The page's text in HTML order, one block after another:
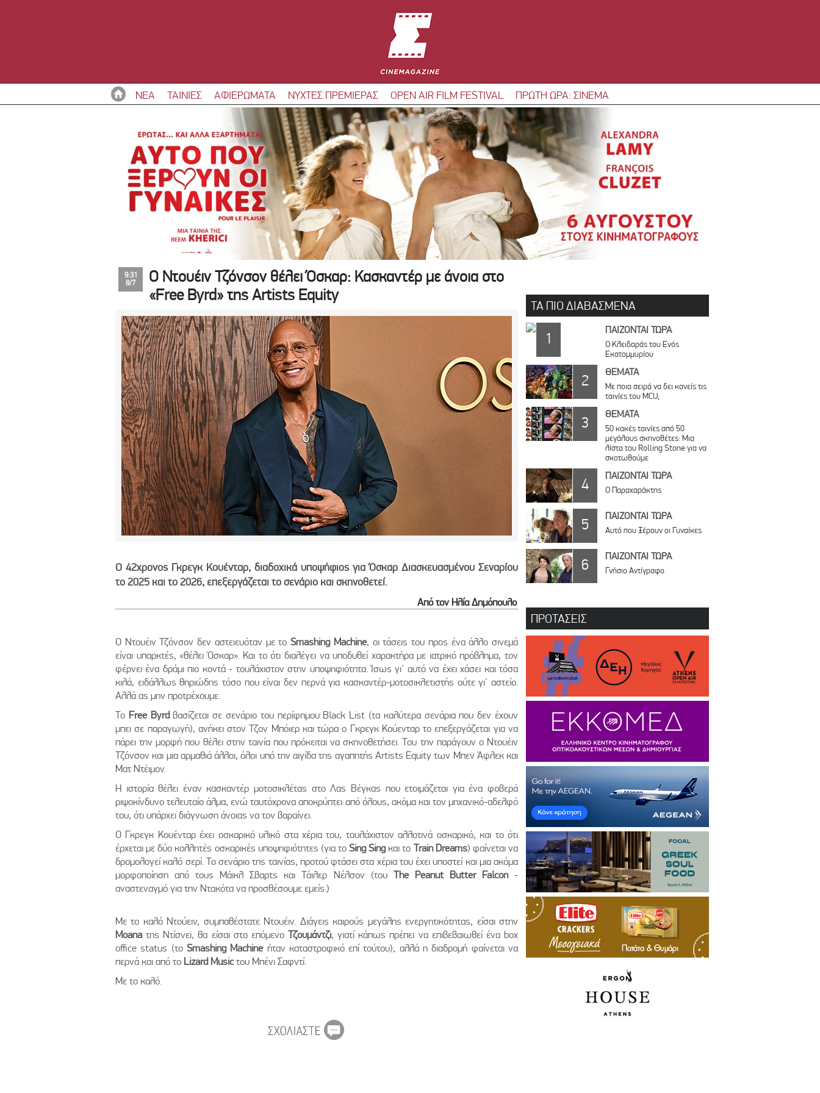
ΝΕΑ ΤΑΙΝΙΕΣ ΑΦΙΕΡΩΜΑΤΑ ΝΥΧΤΕΣ ΠΡΕΜΙΕΡΑΣ OPEN AIR FILM FESTIVAL ΠΡΩΤΗ ΩΡΑ: ΣΙΝΕΜΑ
9:31
8/7
Ο Ντουέιν Τζόνσον θέλει Όσκαρ: Κασκαντέρ με άνοια στο
«Free Byrd» της Artists Equity
Ο 42χρονος Γκρεγκ Κουένταρ, διαδοχικά υποψήφιος για Όσκαρ Διασκευασμένου Σεναρίου
το 2025 και το 2026, επεξεργάζεται το σενάριο και σκηνοθετεί.
Από τον Ηλία Δημόπουλο
Ο Ντουέιν Τζόνσον δεν αστειευόταν με τοSmashing Machine, οι τάσεις του προς ένα άλλο σινεμά
είναι υπαρκτές, «θέλει Όσκαρ». Και το ότι διαλέγει να υποδυθεί χαρακτήρα με ιατρικό πρόβλημα, τον
φέρνει ένα δράμι πιο κοντά - τουλάχιστον στην υποψηφιότητα. Ίσως γι' αυτό να έχει χάσει και τόσα
κιλά, ειδάλλως θηριώδης τόσο που είναι δεν περνά για κασκαντέρ-μοτοσικλετιστής ούτε γι' αστείο.
Αλλά ας μην προτρέχουμε.
Το Free Byrdβασίζεται σε σενάριο του περίφημου Black List (τα καλύτερα σενάρια που δεν έχουν
μπει σε παραγωγή), ανήκει στον Τζον Μπόιερ και τώρα ο Γκρεγκ Κούενταρ το επεξεργάζεται για να
πάρει την μορφή που θέλει στην ταινία που πρόκειται να σκηνοθετήσει. Του την παράγουν ο Ντουέιν
Τζόνσον και μια αρμαθιά άλλοι, όλοι υπό την αιγίδα της αγαπητής Artists Equity των Μπεν Άφλεκ και
Ματ Ντέιμον.
Η ιστορία θέλει έναν κασκαντέρ μοτοσικλέτας στο Λας Βέγκας που ετοιμάζεται για ένα φοβερά
ριψοκίνδυνο τελευταίο άλμα, ενώ ταυτόχρονα αποκρύπτει από όλους, ακόμα και τον μηχανικό-αδελφό
του, ότι υπάρχει διάγνωση άνοιας να τον βαραίνει.
Ο Γκρεγκ Κουένταρ έχει οσκαρικό υλικό στα χέρια του, τουλάχιστον αλλοτινά οσκαρικό, και το ότι
έρχεται με δύο κολλητές οσκαρικές υποψηφιότητες (για τοSing Singκαι το Train Dreams) φαίνεται να
δρομολογεί καλό σερί. Το σενάριο της ταινίας, προτού φτάσει στα χέρια του έχει υποστεί και μια ακόμα
μορφοποίηση από τους Μάικλ Σβαρτς και Τάιλερ Νέλσον (του The Peanut Butter Falcon-
αναστεναγμό για την Ντακότα να προσθέσουμε εμείς.)
Με το καλό Ντούειν, συμπαθέστατε Ντουέιν. Διάγεις καιρούς μεγάλης ενεργητικότητας, είσαι στην
Moana της Ντίσνεϊ, θα είσαι στο επόμενο Τζουμάντζι, γιατί κάπως πρέπει να επιβεβαιωθεί ένα box
office status (το Smashing Machine ήταν καταστροφικό επί τούτου), αλλά η διαδρομή φαίνεται να
περνά και από το Lizard Musicτου Μπένι Σαφντί.
Με το καλό.
ΤΑ ΠΙΟ ΔΙΑΒΑΣΜΕΝΑ
1 ΠΑΙΖΟΝΤΑΙ ΤΩΡΑ
Ο Κλειδαράς του Ενός
Εκατομμυρίου
2 ΘΕΜΑΤΑ
Με ποια σειρά να δει κανείς τις
ταινίες του MCU;
3 ΘΕΜΑΤΑ
50 κακές ταινίες από 50
μεγάλους σκηνοθέτες: Μια
λίστα του Rolling Stone για να
σκοτωθούμε
4 ΠΑΙΖΟΝΤΑΙ ΤΩΡΑ
Ο Παραχαράκτης
5 ΠΑΙΖΟΝΤΑΙ ΤΩΡΑ
Αυτό που Ξέρουν οι Γυναίκες
6 ΠΑΙΖΟΝΤΑΙ ΤΩΡΑ
Γνήσιο Αντίγραφο
ΠΡΟΤΑΣΕΙΣ